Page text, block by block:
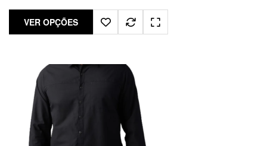
VER OPÇÕES